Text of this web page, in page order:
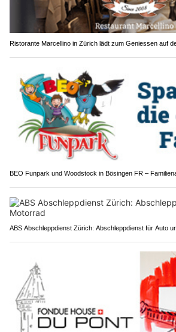
Ristorante Marcellino in Zürich lädt zum Geniessen auf
BEO Funpark und Woodstock in Bösingen FR –
ABS Abschleppdienst Zürich: Abschleppdienst für Auto